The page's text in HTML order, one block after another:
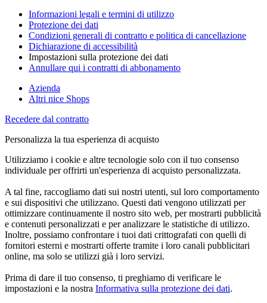
Informazioni legali e termini di utilizzo
Protezione dei dati
Condizioni generali di contratto e politica di cancellazione
Dichiarazione di accessibilità
Impostazioni sulla protezione dei dati
Annullare qui i contratti di abbonamento
Azienda
Altri nice Shops
Recedere dal contratto
Personalizza la tua esperienza di acquisto
Utilizziamo i cookie e altre tecnologie solo con il tuo consenso
individuale per offrirti un'esperienza di acquisto personalizzata.
A tal fine, raccogliamo dati sui nostri utenti, sul loro comportamento
e sui dispositivi che utilizzano. Questi dati vengono utilizzati per
ottimizzare continuamente il nostro sito web, per mostrarti pubblicità
e contenuti personalizzati e per analizzare le statistiche di utilizzo.
Inoltre, possiamo confrontare i tuoi dati crittografati con quelli di
fornitori esterni e mostrarti offerte tramite i loro canali pubblicitari
online, ma solo se utilizzi già i loro servizi.
Prima di dare il tuo consenso, ti preghiamo di verificare le
impostazioni e la nostra Informativa sulla protezione dei dati.